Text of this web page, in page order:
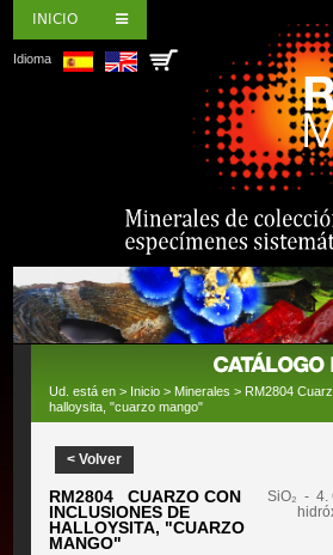
INICIO
Idioma
Ud. está en > Inicio > Minerales > RM2804
halloysita, "cuarzo mango"
< Volver
RM2804 CUARZO CON
INCLUSIONES DE
HALLOYSITA, "CUARZO
MANGO"
SiO₂ - 4.